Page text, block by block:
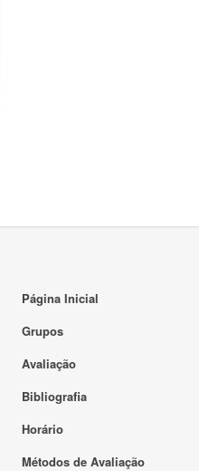
Página Inicial
Grupos
Avaliação
Bibliografia
Horário
Métodos de Avaliação